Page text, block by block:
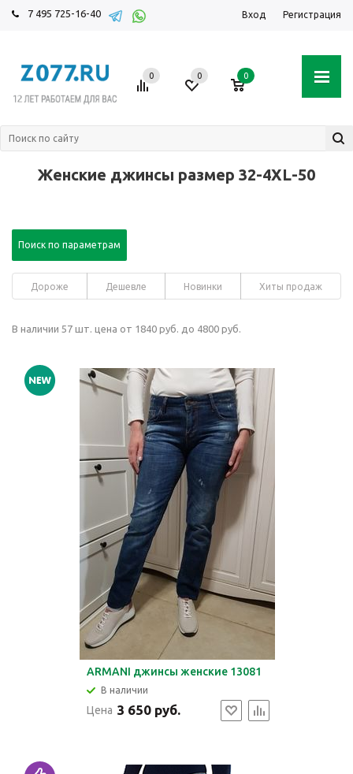
7 495 725-16-40 Вход Регистрация
0 0 0
Женские джинсы размер 32-4XL-50
Поиск по параметрам
Дороже Дешевле Новинки Хиты продаж
В наличии 57 шт. цена от 1840 руб. до 4800 руб.
ARMANI джинсы женские 13081
В наличии
Цена 3 650 руб.